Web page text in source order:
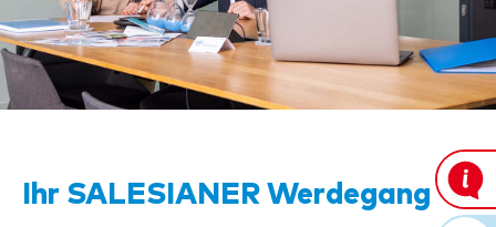
Ihr SALESIANER Werdegang